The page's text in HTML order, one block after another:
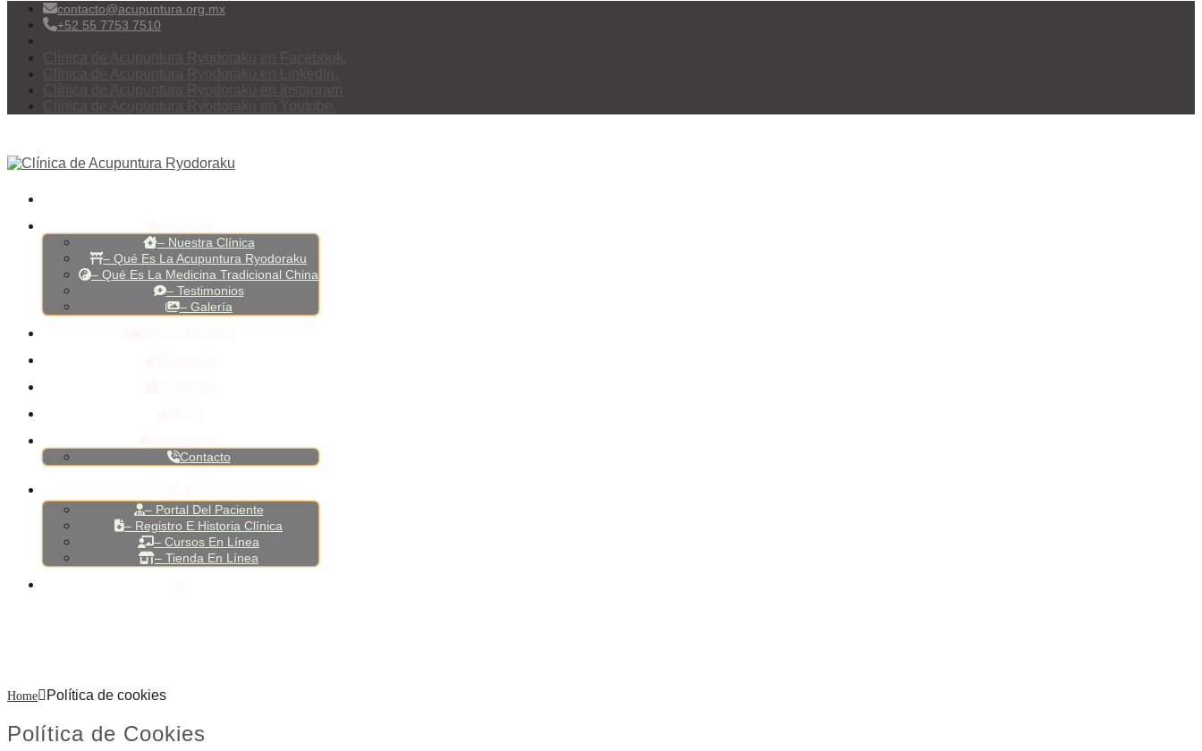
contacto@acupuntura.org.mx
+52 55 7753 7510
Clínica de Acupuntura Ryodoraku en Facebook.
Clínica de Acupuntura Ryodoraku en LinkedIn.
Clínica de Acupuntura Ryodoraku en Instagram
Clínica de Acupuntura Ryodoraku en Youtube.
– Nuestra Clínica
– Qué Es La Acupuntura Ryodoraku
– Qué Es La Medicina Tradicional China
– Testimonios
– Galería
Contacto
– Portal Del Paciente
– Registro E Historia Clínica
– Cursos En Línea
– Tienda En Línea
Home Política de cookies
Política de Cookies